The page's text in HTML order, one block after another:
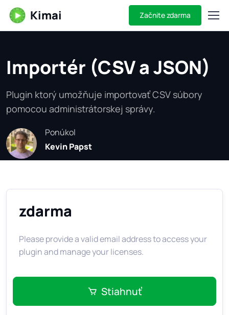
Kimai Začnite zdarma
Importér (CSV a JSON)
Plugin ktorý umožňuje importovať CSV súbory
pomocou administrátorskej správy.
Ponúkol
Kevin Papst
zdarma
Please provide a valid email address to access your
plugin and manage your licenses.
Stiahnuť